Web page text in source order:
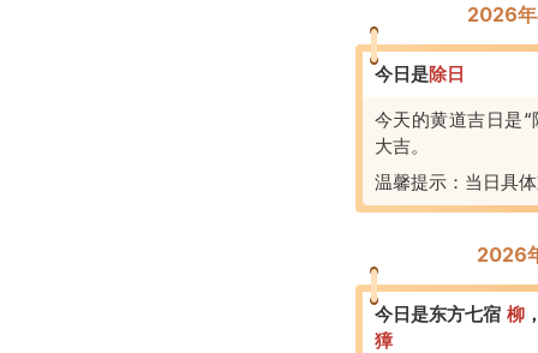
2026
今日是除 日
今天的黄道吉日是
大吉。
温馨提示：当日具
2026
今日是东方七宿 柳
獐